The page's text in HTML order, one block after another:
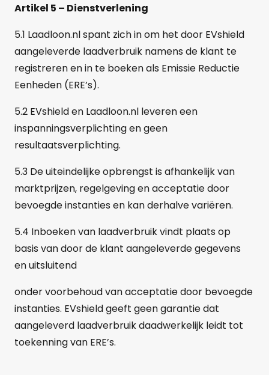
Artikel 5 – Dienstverlening
5.1 Laadloon.nl spant zich in om het door EVshield
aangeleverde laadverbruik namens de klant te
registreren en in te boeken als Emissie Reductie
Eenheden (ERE’s).
5.2 EVshield en Laadloon.nl leveren een
inspanningsverplichting en geen
resultaatsverplichting.
5.3 De uiteindelijke opbrengst is afhankelijk van
marktprijzen, regelgeving en acceptatie door
bevoegde instanties en kan derhalve variëren.
5.4 Inboeken van laadverbruik vindt plaats op
basis van door de klant aangeleverde gegevens
en uitsluitend
onder voorbehoud van acceptatie door bevoegde
instanties. EVshield geeft geen garantie dat
aangeleverd laadverbruik daadwerkelijk leidt tot
toekenning van ERE’s.